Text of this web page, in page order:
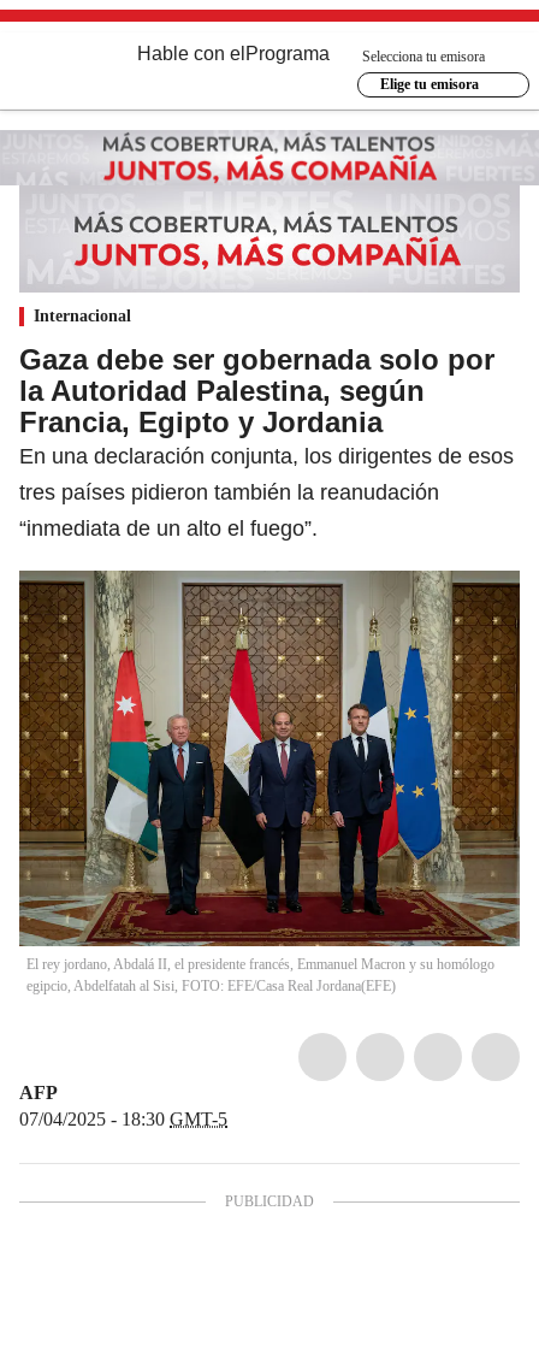
Hable con el Programa
Selecciona tu emisora
Elige tu emisora
Internacional
Gaza debe ser gobernada solo por
la Autoridad Palestina, según
Francia, Egipto y Jordania
En una declaración conjunta, los dirigentes de esos
tres países pidieron también la reanudación
“inmediata de un alto el fuego”.
El rey jordano, Abdalá II, el presidente francés, Emmanuel Macron y su homólogo
egipcio, Abdelfatah al Sisi, FOTO: EFE/Casa Real Jordana(EFE)
AFP
07/04/2025 - 18:30 GMT-5